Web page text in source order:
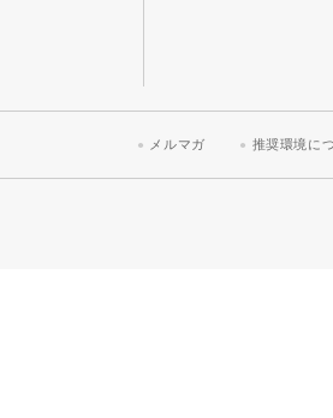
メルマガ 推奨環境に